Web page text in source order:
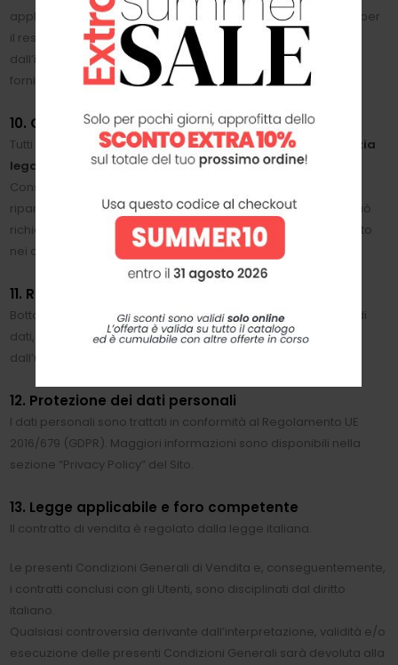
applicati dazi di importazione. Tali costi, sommati alle spese per
il reso, saranno a carico del cliente e verranno detratti
dall’importo del rimborso. La relativa fattura doganale sarà
fornita come prova degli oneri applicati alla spedizione.
10. Garanzie legali
Tutti i prodotti venduti a consumatori sono coperti da
garanzia
legale di conformità di 2 anniai sensi del Codice del
Consumo. Il Cliente che riscontri un difetto ha diritto alla
riparazione o sostituzione gratuita del bene. In alternativa, può
richiedere la riduzione del prezzo o la risoluzione del contratto
nei casi previsti dalla legge.
11. Responsabilità
Botta & B S.r.l. non è responsabile per danni indiretti, perdite di
dati, interruzioni del servizio o mancati guadagni derivanti
dall’uso o impossibilità di utilizzare il Sito.
12. Protezione dei dati personali
I dati personali sono trattati in conformità al Regolamento UE
2016/679 (GDPR). Maggiori informazioni sono disponibili nella
sezione “Privacy Policy” del Sito.
13. Legge applicabile e foro competente
Il contratto di vendita è regolato dalla legge italiana.
Le presenti Condizioni Generali di Vendita e, conseguentemente,
i contratti conclusi con gli Utenti, sono disciplinati dal diritto
italiano.
Qualsiasi controversia derivante dall’interpretazione, validità e/o
esecuzione delle presenti Condizioni Generali sarà devoluta alla